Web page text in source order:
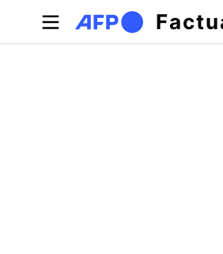
Pasar al contenido principal
Solapas